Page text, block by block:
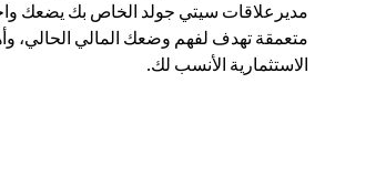
مديرعلاقات سيتي جولد الخاص بك يضعك
متعمقة تهدف لفهم وضعك المالي الحالي،
الاستثمارية الأنسب لك.